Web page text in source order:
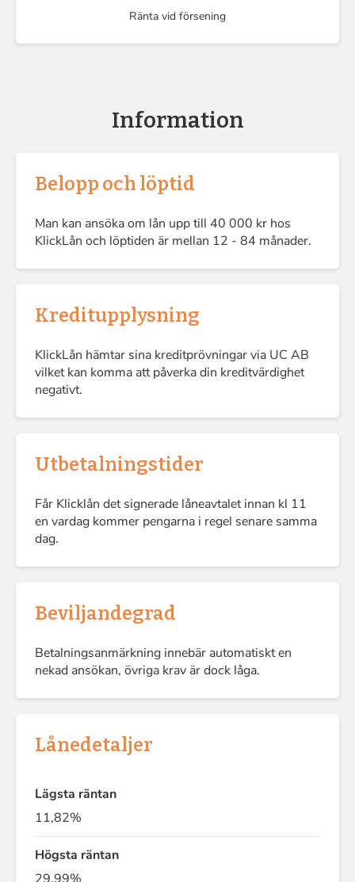
Ränta vid försening
Information
Belopp och löptid
Man kan ansöka om lån upp till 40 000 kr hos
KlickLån och löptiden är mellan 12 - 84 månader.
Kreditupplysning
KlickLån hämtar sina kreditprövningar via UC AB
vilket kan komma att påverka din kreditvärdighet
negativt.
Utbetalningstider
Får Klicklån det signerade låneavtalet innan kl 11
en vardag kommer pengarna i regel senare samma
dag.
Beviljandegrad
Betalningsanmärkning innebär automatiskt en
nekad ansökan, övriga krav är dock låga.
Lånedetaljer
Lägsta räntan
11,82%
Högsta räntan